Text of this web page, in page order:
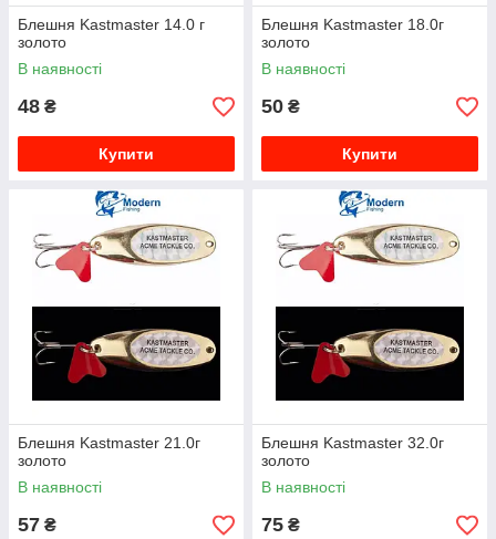
Блешня Kastmaster 14.0 г
золото
В наявності
48 ₴
Купити
Блешня Kastmaster 18.0г
золото
В наявності
50 ₴
Купити
Блешня Kastmaster 21.0г
золото
В наявності
57 ₴
Блешня Kastmaster 32.0г
золото
В наявності
75 ₴